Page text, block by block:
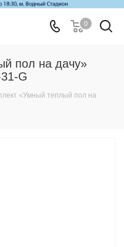
0
пол на дачу»
G
«Умный теплый пол на